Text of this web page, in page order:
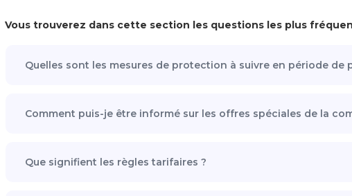
Vous trouverez dans cette section les questions les plus
Quelles sont les mesures de protection à suivre en période de
Comment puis-je être informé sur les offres spéciales de la
Que signifient les règles tarifaires ?